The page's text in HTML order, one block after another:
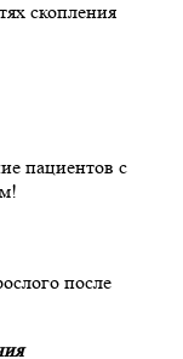
скопления
пациентов с